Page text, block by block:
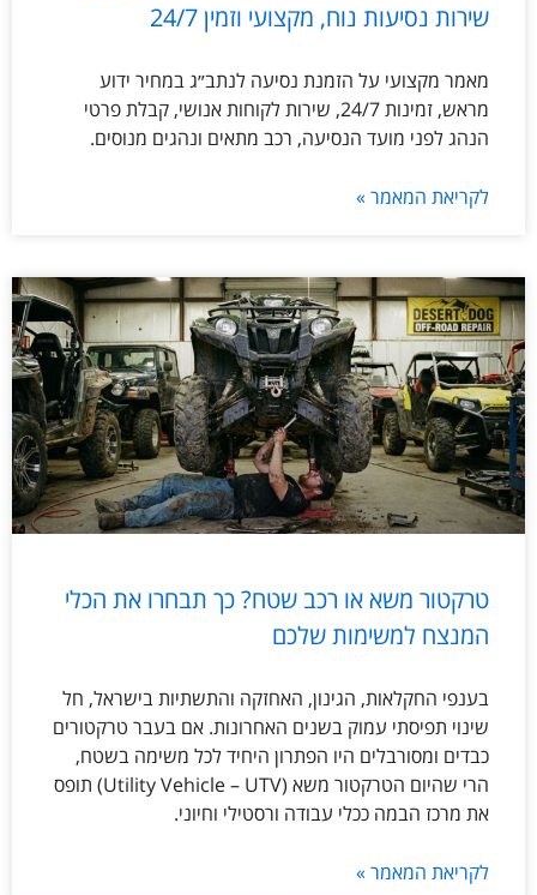
שירות נסיעות נוח, מקצועי וזמין 24/7
מאמר מקצועי על הזמנת נסיעה לנתב״ג במחיר ידוע
מראש, זמינות 24/7, שירות לקוחות אנושי, קבלת פרטי
הנהג לפני מועד הנסיעה, רכב מתאים ונהגים מנוסים.
לקריאת המאמר »
טרקטור משא או רכב שטח? כך תבחרו את הכלי
המנצח למשימות שלכם
בענפי החקלאות, הגינון, האחזקה והתשתיות בישראל, חל
שינוי תפיסתי עמוק בשנים האחרונות. אם בעבר טרקטורים
כבדים ומסורבלים היו הפתרון היחיד לכל משימה בשטח,
הרי שהיום הטרקטור משא (Utility Vehicle – UTV) תופס
את מרכז הבמה ככלי עבודה ורסטילי וחיוני.
לקריאת המאמר »